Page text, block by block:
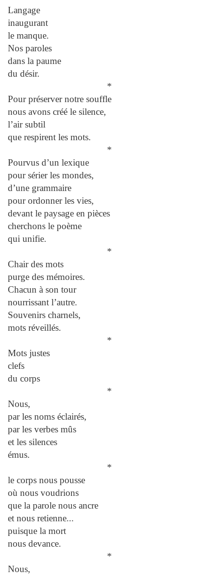
Langage
inaugurant
le manque.
Nos paroles
dans la paume
du désir.
*
Pour préserver notre souffle
nous avons créé le silence,
l’air subtil
que respirent les mots.
*
Pourvus d’un lexique
pour sérier les mondes,
d’une grammaire
pour ordonner les vies,
devant le paysage en pièces
cherchons le poème
qui unifie.
*
Chair des mots
purge des mémoires.
Chacun à son tour
nourrissant l’autre.
Souvenirs charnels,
mots réveillés.
*
Mots justes
clefs
du corps
*
Nous,
par les noms éclairés,
par les verbes mûs
et les silences
émus.
*
le corps nous pousse
où nous voudrions
que la parole nous ancre
et nous retienne...
puisque la mort
nous devance.
*
Nous,